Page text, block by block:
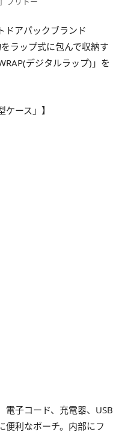
ドアパックブランド
ラップ式に包んで収納す
デジタルラップ)」を
ース」】
電子コード、充電器、USB
便利なポーチ。内部にフ